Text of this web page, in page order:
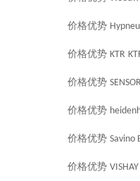
价格优势 Hypneu
价格优势 KTR
价格优势
价格优势
价格优势 Savino
价格优势 VISHAY